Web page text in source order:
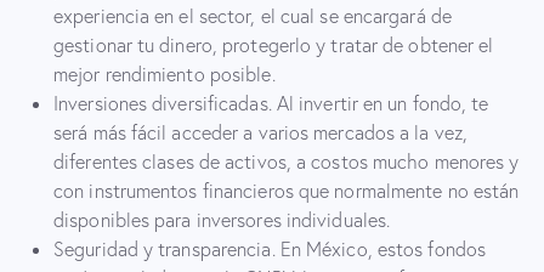
experiencia en el sector, el cual se encargará de
gestionar tu dinero, protegerlo y tratar de obtener el
mejor rendimiento posible.
Inversiones diversificadas. Al invertir en un fondo, te
será más fácil acceder a varios mercados a la vez,
diferentes clases de activos, a costos mucho menores y
con instrumentos financieros que normalmente no están
disponibles para inversores individuales.
Seguridad y transparencia. En México, estos fondos